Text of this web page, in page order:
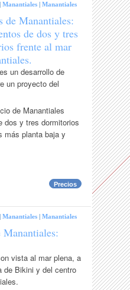
|Manantiales |Manantiales
de Manantiales:
de dos y tres
frente al mar
un desarrollo de
un proyecto del
de Manantiales
dos y tres dormitorios
más planta baja y
Precios
|Manantiales |Manantiales
vista al mar plena, a
de Bikini y del centro